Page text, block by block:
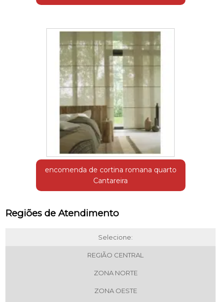
encomenda de cortina romana quarto
Cantareira
Regiões de Atendimento
Selecione:
REGIÃO CENTRAL
ZONA NORTE
ZONA OESTE